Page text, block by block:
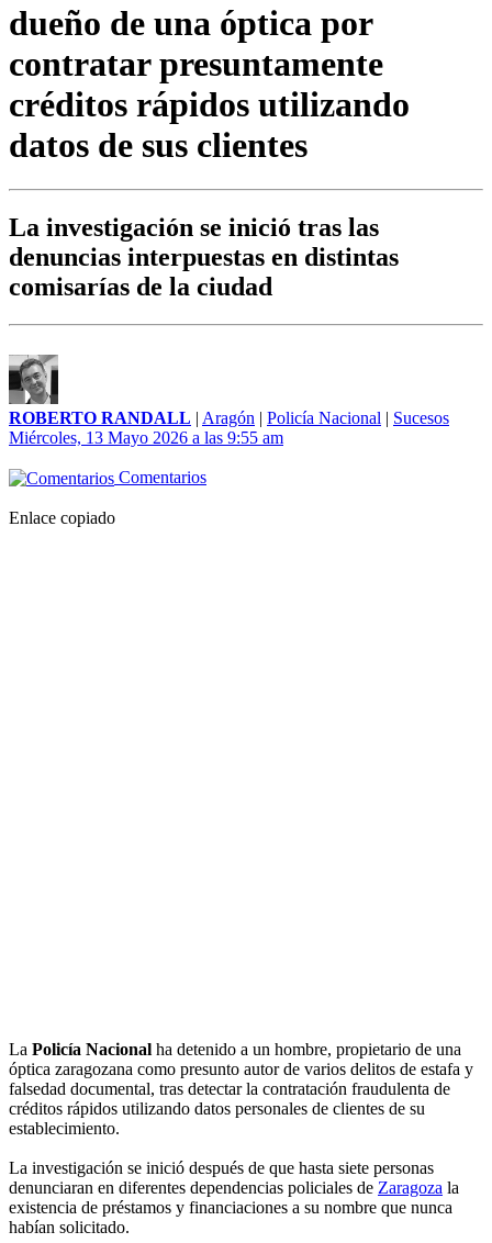
dueño de una óptica por
contratar presuntamente
créditos rápidos utilizando
datos de sus clientes
La investigación se inició tras las
denuncias interpuestas en distintas
comisarías de la ciudad
ROBERTO RANDALL | Aragón | Policía Nacional | Sucesos
Miércoles, 13 Mayo 2026 a las 9:55 am
Comentarios
Enlace copiado
La Policía Nacional ha detenido a un hombre, propietario de una
óptica zaragozana como presunto autor de varios delitos de estafa y
falsedad documental, tras detectar la contratación fraudulenta de
créditos rápidos utilizando datos personales de clientes de su
establecimiento.
La investigación se inició después de que hasta siete personas
denunciaran en diferentes dependencias policiales de Zaragoza la
existencia de préstamos y financiaciones a su nombre que nunca
habían solicitado.